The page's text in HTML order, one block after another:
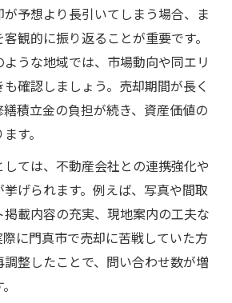
予想より長引いてしまう場合、ま
観的に振り返ることが重要です。
うな地域では、市場動向や同エリ
確認しましょう。売却期間が長く
積立金の負担が続き、資産価値の
す。
ては、不動産会社との連携強化や
げられます。例えば、写真や間取
掲載内容の充実、現地案内の工夫な
に門真市で売却に苦戦していた方
整したことで、問い合わせ数が増